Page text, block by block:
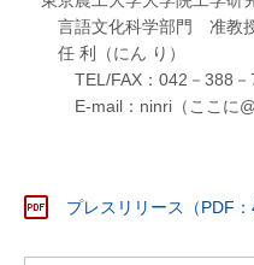
言語文化科学部門 准教
任 利（にん り）
TEL/FAX：042－388－
E-mail：ninri（ここに@
プレスリリース（PDF：